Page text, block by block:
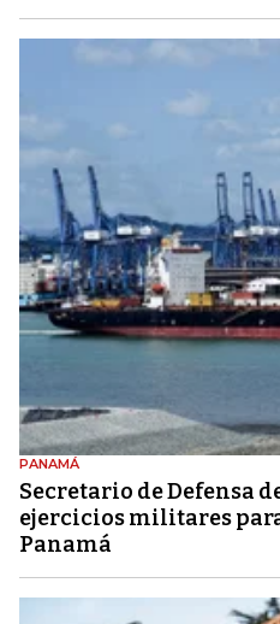
PANAMÁ
Secretario de Defensa
ejercicios militares
Panamá